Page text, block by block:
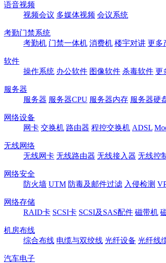
语音视频
视频会议 多媒体视频 会议系统
考勤门禁系统
考勤机 门禁一体机 消费机 楼宇对讲 更多
软件
操作系统 办公软件 图像软件 杀毒软件 更
服务器
服务器 服务器CPU 服务器内存 服务器硬
网络设备
网卡 交换机 路由器 程控交换机 ADSL
无线网络
无线网卡 无线路由器 无线接入器 无线控
网络安全
防火墙 UTM 防毒及邮件过滤 入侵检测
网络存储
RAID卡 SCSI卡 SCSI及SAS配件 磁带机
机房布线
综合布线 电缆与双绞线 光纤设备 光纤线
汽车电子